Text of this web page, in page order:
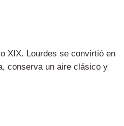
XIX. Lourdes se convirtió en
conserva un aire clásico y